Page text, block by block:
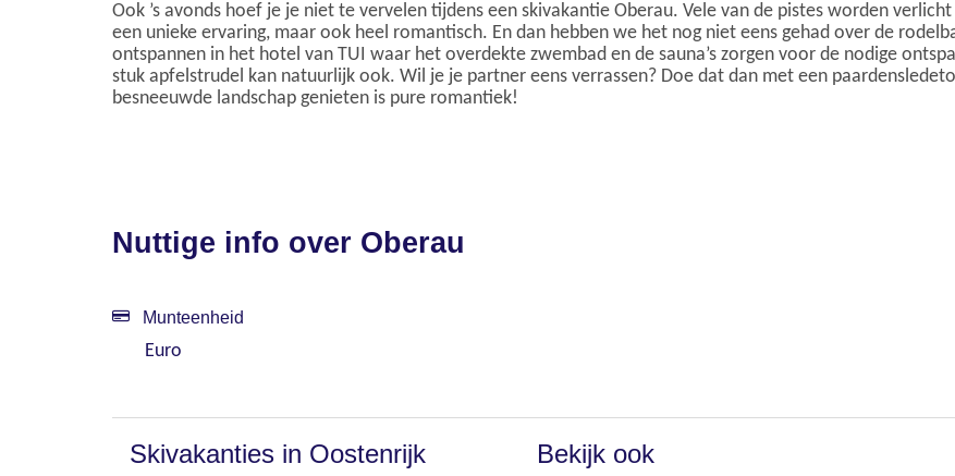
Ook ’s avonds hoef je je niet te vervelen tijdens een skivakantie Oberau. Vele van de pistes worden
een unieke ervaring, maar ook heel romantisch. En dan hebben we het nog niet eens gehad over de
ontspannen in het hotel van TUI waar het overdekte zwembad en de sauna’s zorgen voor de nodige
stuk apfelstrudel kan natuurlijk ook. Wil je je partner eens verrassen? Doe dat dan met een
besneeuwde landschap genieten is pure romantiek!
Nuttige info over Oberau
Munteenheid
Euro
Skivakanties in Oostenrijk Bekijk ook